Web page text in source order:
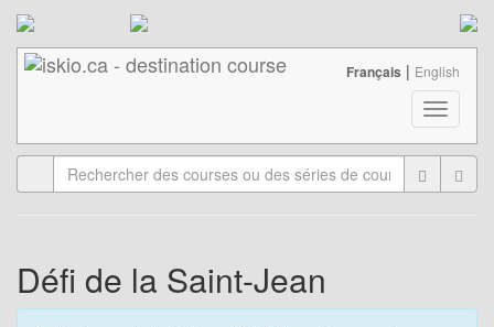
T
o
g
l
i
Français | English
Défi de la Saint-Jean